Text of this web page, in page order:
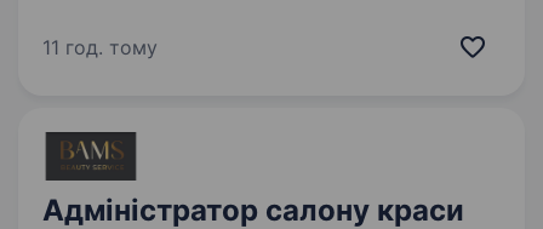
професіоналізму та підтримки, хочеш
11 год. тому
Адміністратор салону краси